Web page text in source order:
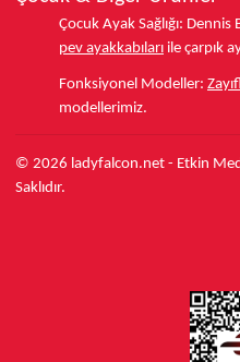
Çocuk Ayak Sağlığı: Dennis
pev ayakkabıları ile çarpık
Fonksiyonel Modeller:
modellerimiz.
© 2026 ladyfalcon.net - Etkin
Saklıdır.